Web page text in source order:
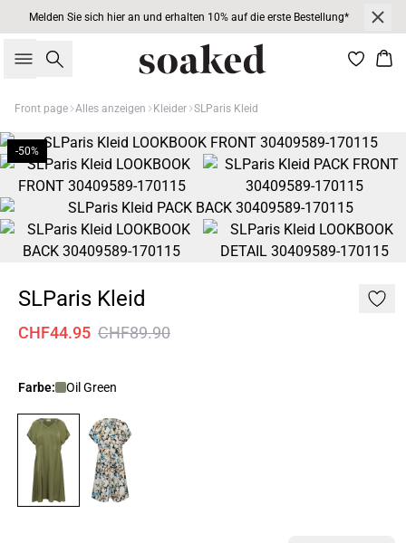
Melden Sie sich hier an und erhalten 10% auf die erste Bestellung*
Suche
Front page Alles anzeigen Kleider SLParis Kleid
-50%
SLParis Kleid
CHF44.95 CHF89.90
Farbe: Oil Green